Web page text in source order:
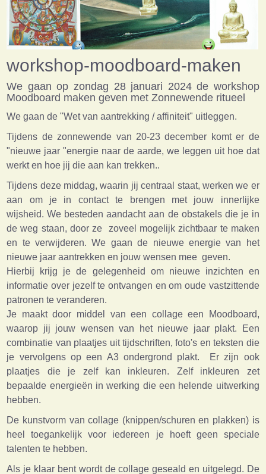
workshop-moodboard-maken
We gaan op zondag 28 januari 2024 de workshop
Moodboard maken geven met Zonnewende ritueel
We gaan de "Wet van aantrekking / affiniteit" uitleggen.
Tijdens de zonnewende van 20-23 december komt er de
"nieuwe jaar "energie naar de aarde, we leggen uit hoe dat
werkt en hoe jij die aan kan trekken..
Tijdens deze middag, waarin jij centraal staat, werken we er
aan om je in contact te brengen met jouw innerlijke
wijsheid. We besteden aandacht aan de obstakels die je in
de weg staan, door ze zoveel mogelijk zichtbaar te maken
en te verwijderen. We gaan de nieuwe energie van het
nieuwe jaar aantrekken en jouw wensen mee geven.
Hierbij krijg je de gelegenheid om nieuwe inzichten en
informatie over jezelf te ontvangen en om oude vastzittende
patronen te veranderen.
Je maakt door middel van een collage een Moodboard,
waarop jij jouw wensen van het nieuwe jaar plakt. Een
combinatie van plaatjes uit tijdschriften, foto's en teksten die
je vervolgens op een A3 ondergrond plakt. Er zijn ook
plaatjes die je zelf kan inkleuren. Zelf inkleuren zet
bepaalde energieën in werking die een helende uitwerking
hebben.
De kunstvorm van collage (knippen/schuren en plakken) is
heel toegankelijk voor iedereen je hoeft geen speciale
talenten te hebben.
Als je klaar bent wordt de collage geseald en uitgelegd. De